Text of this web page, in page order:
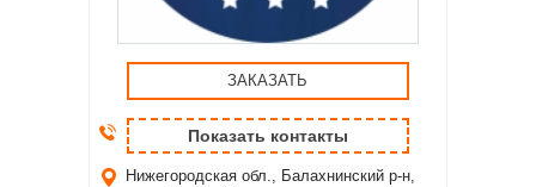
ЗАКАЗАТЬ
Показать контакты
Нижегородская обл., Балахнинский р-н,